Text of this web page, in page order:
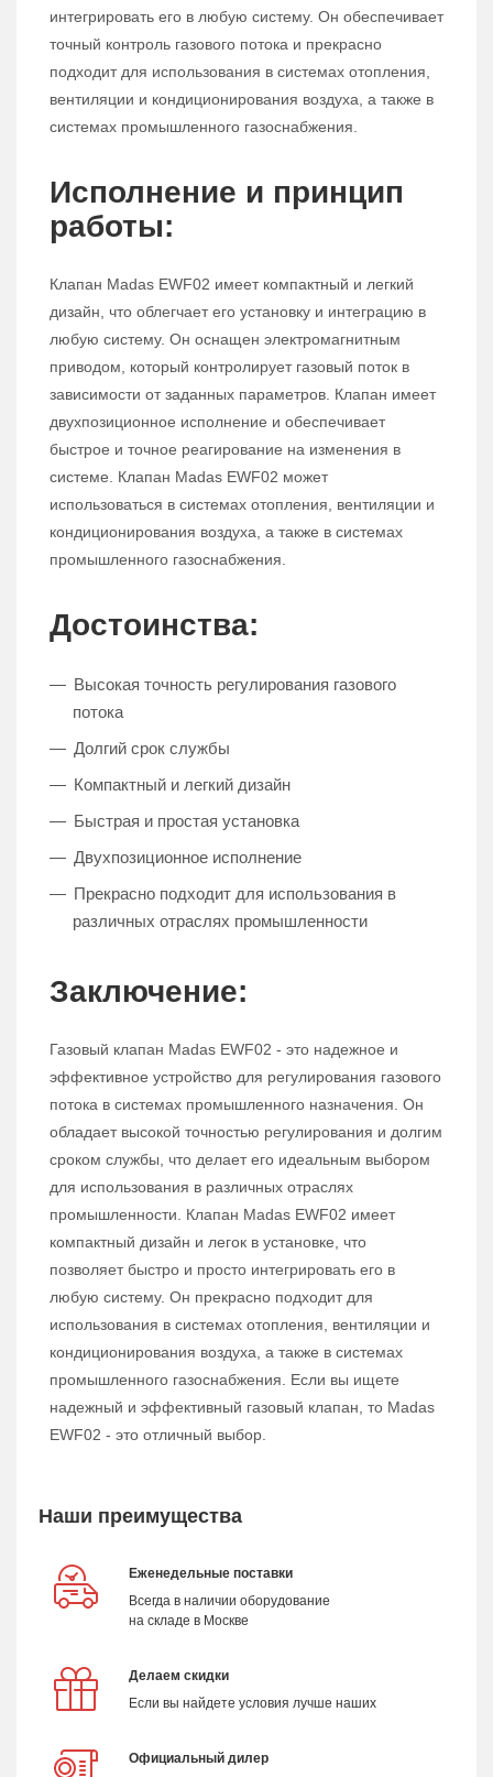
интегрировать его в любую систему. Он обеспечивает
точный контроль газового потока и прекрасно
подходит для использования в системах отопления,
вентиляции и кондиционирования воздуха, а также в
системах промышленного газоснабжения.
Исполнение и принцип
работы:
Клапан Madas EWF02 имеет компактный и легкий
дизайн, что облегчает его установку и интеграцию в
любую систему. Он оснащен электромагнитным
приводом, который контролирует газовый поток в
зависимости от заданных параметров. Клапан имеет
двухпозиционное исполнение и обеспечивает
быстрое и точное реагирование на изменения в
системе. Клапан Madas EWF02 может
использоваться в системах отопления, вентиляции и
кондиционирования воздуха, а также в системах
промышленного газоснабжения.
Достоинства:
Высокая точность регулирования газового
потока
Долгий срок службы
Компактный и легкий дизайн
Быстрая и простая установка
Двухпозиционное исполнение
Прекрасно подходит для использования в
различных отраслях промышленности
Заключение:
Газовый клапан Madas EWF02 - это надежное и
эффективное устройство для регулирования газового
потока в системах промышленного назначения. Он
обладает высокой точностью регулирования и долгим
сроком службы, что делает его идеальным выбором
для использования в различных отраслях
промышленности. Клапан Madas EWF02 имеет
компактный дизайн и легок в установке, что
позволяет быстро и просто интегрировать его в
любую систему. Он прекрасно подходит для
использования в системах отопления, вентиляции и
кондиционирования воздуха, а также в системах
промышленного газоснабжения. Если вы ищете
надежный и эффективный газовый клапан, то Madas
EWF02 - это отличный выбор.
Наши преимущества
Еженедельные поставки
Всегда в наличии оборудование
на складе в Москве
Делаем скидки
Если вы найдете условия лучше наших
Официальный дилер